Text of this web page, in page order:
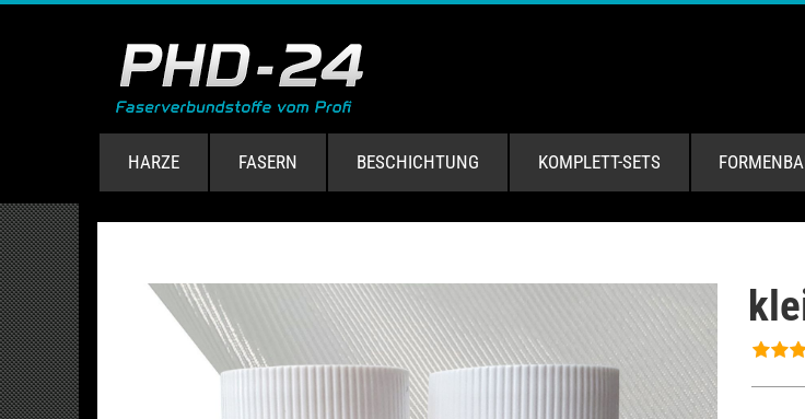
HARZE FASERN BESCHICHTUNG KOMPLETT-SETS